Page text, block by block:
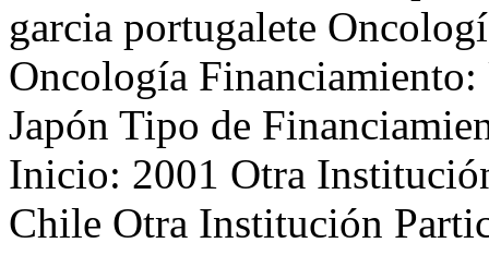
garcia portugalete
Oncología
Japón Tipo de
Inicio: 2001 Otra
Chile Otra Institución